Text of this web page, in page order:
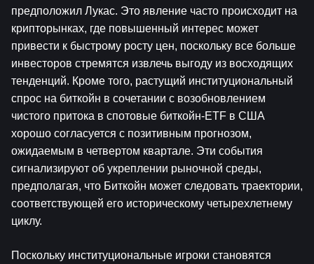
предположил Лукас. Это явление часто происходит на
крипторынках, где повышенный интерес может
привести к быстрому росту цен, поскольку все больше
инвесторов стремятся извлечь выгоду из восходящих
тенденций. Кроме того, растущий институциональный
спрос на биткойн в сочетании с возобновлением
чистого притока в спотовые биткойн-ETF в США
хорошо согласуется с позитивным прогнозом,
ожидаемым в четвертом квартале. Эти события
сигнализируют об укреплении рыночной среды,
предполагая, что Биткойн может следовать траектории,
соответствующей его историческому четырехлетнему
циклу.
Поскольку институциональные игроки становятся